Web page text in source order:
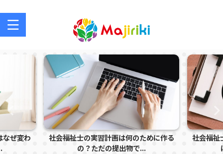
なぜ変わ
社会福祉士の実習計画は何のために作る
の？ただの提出物で...
社会福祉